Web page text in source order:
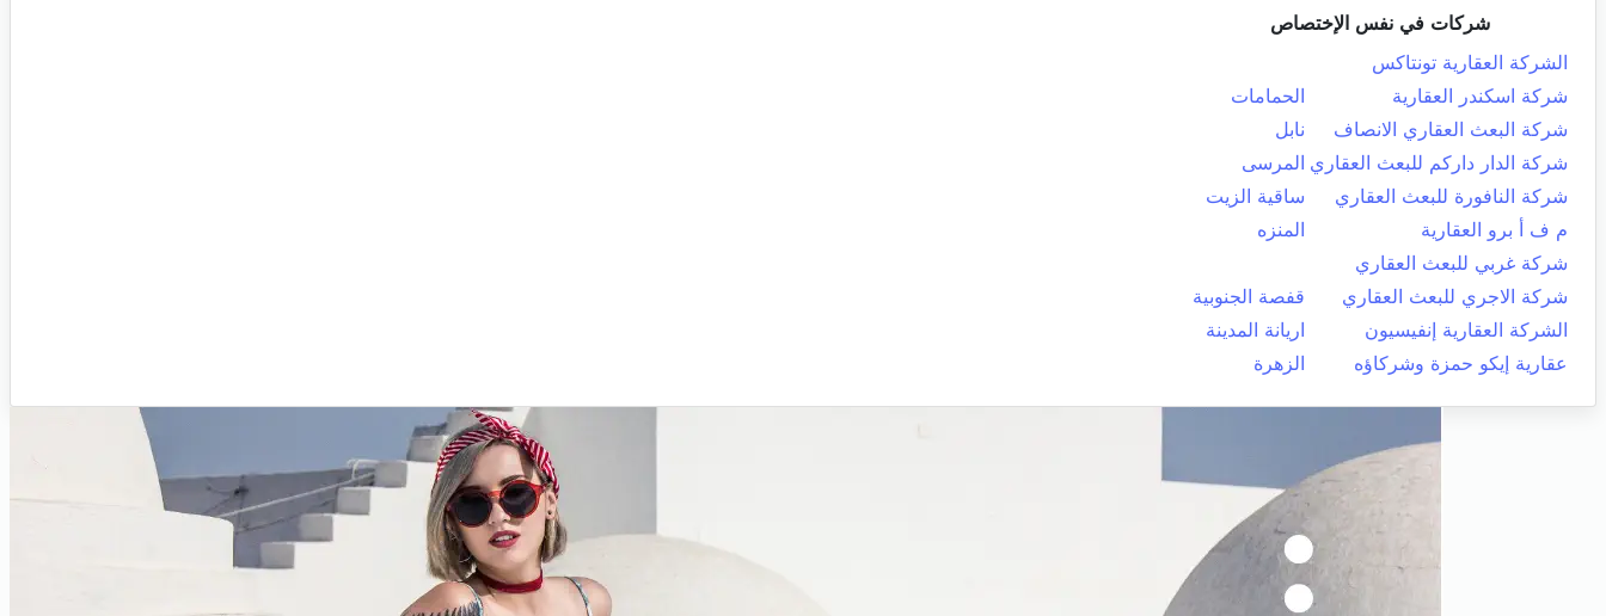
شركات في نفس الإختصاص
الشركة العقارية تونتاكس
شركة اسكندر العقارية
الحمامات
شركة البعث العقاري الانصاف
نابل
شركة الدار داركم للبعث العقاري المرسى
شركة النافورة للبعث العقاري
ساقية الزيت
م ف أ برو العقارية
المنزه
شركة غربي للبعث العقاري
شركة الاجري للبعث العقاري
قفصة الجنوبية
الشركة العقارية إنفيسيون
اريانة المدينة
عقارية إيكو حمزة وشركاؤه
الزهرة